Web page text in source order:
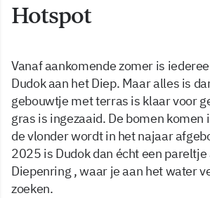
Hotspot
Vanaf aankomende zomer is
Dudok aan het Diep. Maar alles is
gebouwtje met terras is klaar voor
gras is ingezaaid. De bomen komen
de vlonder wordt in het najaar
2025 is Dudok dan écht een pareltje
Diepenring , waar je aan het water
zoeken.